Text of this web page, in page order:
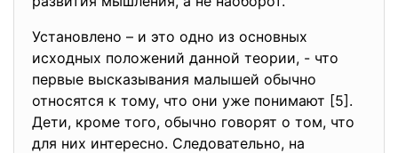
Установлено – и это одно из основных
исходных положений данной теории, - что
первые высказывания малышей обычно
относятся к тому, что они уже понимают [5].
Дети, кроме того, обычно говорят о том, что
для них интересно. Следовательно, на